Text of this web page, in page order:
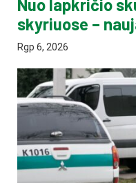
Nuo lapkričio
skyriuose –
Rgp 6, 2026